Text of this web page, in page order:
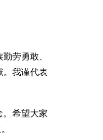
劳勇敢、
。我谨代表
。希望大家